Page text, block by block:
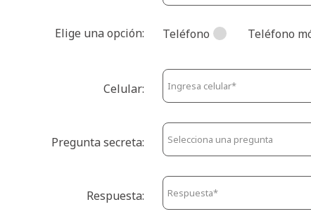
Elige una opción: Teléfono Teléfono
Celular:
Pregunta secreta:
Respuesta: